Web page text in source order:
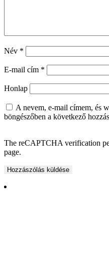
Név *
E-mail cím *
Honlap
A nevem, e-mail címem, és
böngészőben a következő
The reCAPTCHA verification
page.